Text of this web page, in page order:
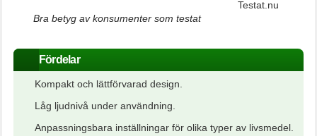
Bra betyg av konsumenter som testat
Fördelar
Kompakt och lättförvarad design.
Låg ljudnivå under användning.
Anpassningsbara inställningar för olika typer av livsmedel.